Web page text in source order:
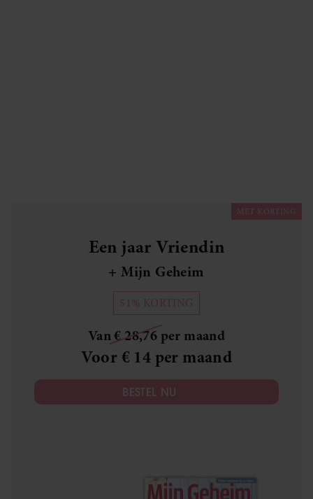
MET KORTING
Een jaar Vriendin
+ Mijn Geheim
51% KORTING
Van € 28,76 per maand
Voor € 14 per maand
BESTEL NU